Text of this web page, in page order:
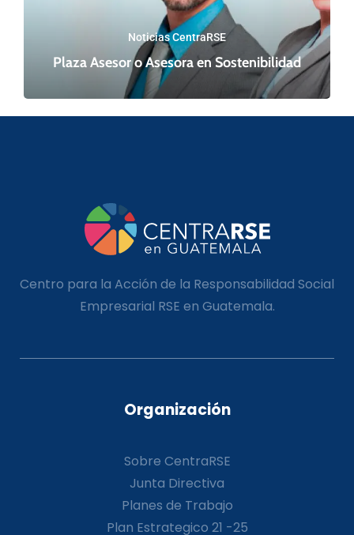
Noticias CentraRSE
Plaza Asesor o Asesora en Sostenibilidad
Centro para la Acción de la Responsabilidad Social
Empresarial RSE en Guatemala.
Organización
Sobre CentraRSE
Junta Directiva
Planes de Trabajo
Plan Estrategico 21 -25